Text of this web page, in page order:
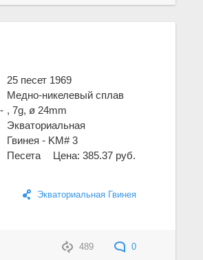
25 песет 1969
Медно-никелевый сплав
, 7g, ø 24mm
Экваториальная
Гвинея - KM# 3
Песета
Цена: 385.37 руб.
Экваториальная Гвинея
489 0